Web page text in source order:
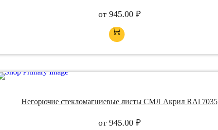
от 945.00 ₽
Негорючие стекломагниевые листы СМЛ Акрил RAl 7035
от 945.00 ₽